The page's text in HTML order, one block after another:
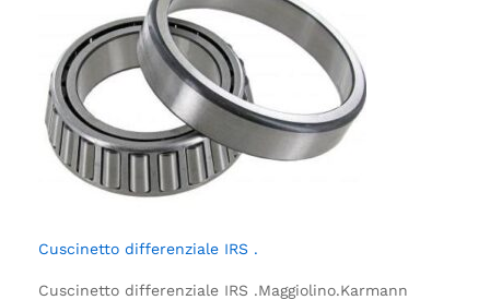
Cuscinetto differenziale IRS .
Cuscinetto differenziale IRS .Maggiolino.Karmann